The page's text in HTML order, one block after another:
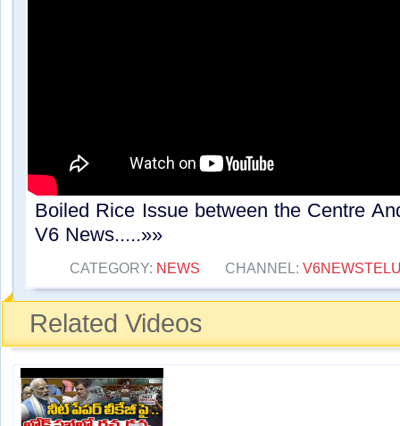
Boiled Rice Issue between the Centre
V6 News.....»»
CATEGORY: NEWS CHANNEL:
Related Videos